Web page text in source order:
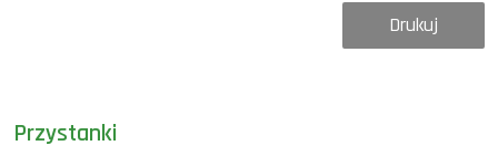
Przystanki
Drukuj